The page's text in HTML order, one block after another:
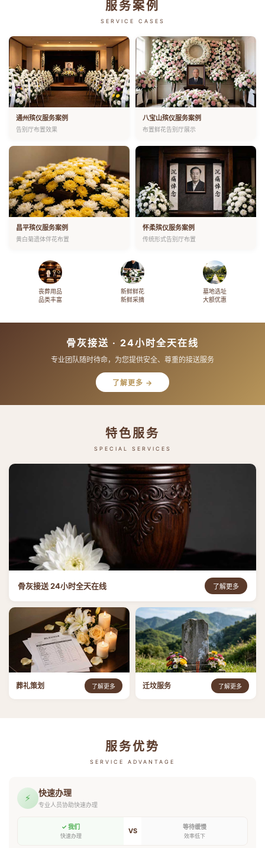
服务案例
SERVICE CASES
通州殡仪服务案例
告别厅布置效果
八宝山殡仪服务案例
布置鲜花告别厅展示
昌平殡仪服务案例
黄白菊遗体伴花布置
怀柔殡仪服务案例
传统形式告别厅布置
丧葬用品
品类丰富
新鲜鲜花
新鲜采摘
墓地选址
大额优惠
骨灰接送 · 24小时全天在线
专业团队随时待命，为您提供安全、尊重的接送服务
了解更多 →
特色服务
SPECIAL SERVICES
骨灰接送 24小时全天在线 了解更多
葬礼策划 了解更多 迁坟服务 了解更多
服务优势
SERVICE ADVANTAGE
⚡ 快速办理
专业人员协助快速办理
✓ 我们
快速办理
VS 等待缓慢
效率低下